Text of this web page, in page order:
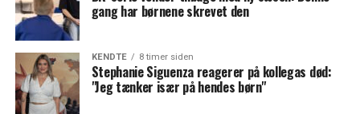
gang har børnene skrevet den
KENDTE 8 timer siden
Stephanie Siguenza reagerer på kollegas død:
"Jeg tænker især på hendes børn"